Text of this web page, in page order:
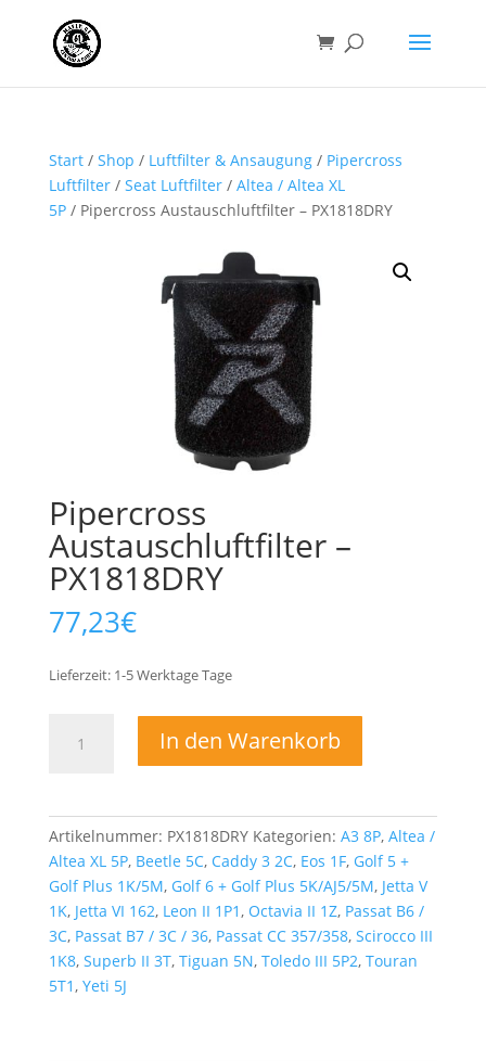
Start/ Shop / Luftfilter & Ansaugung/ Pipercross
Luftfilter/ Seat Luftfilter/ Altea / Altea XL
5P/ Pipercross Austauschluftfilter – PX1818DRY
Pipercross
Austauschluftfilter –
PX1818DRY
77,23€
Lieferzeit: 1-5 WerktageTage
AustauschluftfilterIn den Warenkorb
Artikelnummer: PX1818DRY Kategorien: A3 8P, Altea /
Altea XL 5P, Beetle 5C, Caddy 3 2C, Eos 1F, Golf 5 +
Golf Plus 1K/5M, Golf 6 + Golf Plus 5K/AJ5/5M, Jetta V
1K, Jetta VI 162, Leon II 1P1 , Octavia II 1Z, Passat B6 /
3C, Passat B7 / 3C / 36, Passat CC 357/358, Scirocco III
1K8, Superb II 3T, Tiguan 5N, Toledo III 5P2, Touran
5T1 , Yeti 5J